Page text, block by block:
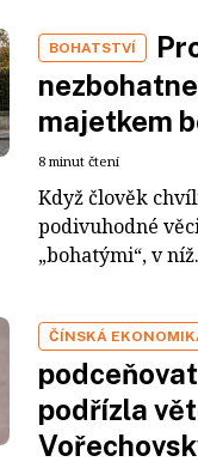
BOHATSTVÍ
majetkem
8 minut čtení
Když člověk
podivuhodné
„bohatými“, v
ČÍNSKÁ
podřízla